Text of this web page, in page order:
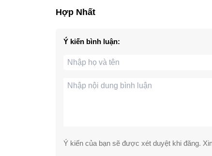
Hợp Nhất
Ý kiến bình luận:
Ý kiến của bạn sẽ được xét duyệt khi đăng.